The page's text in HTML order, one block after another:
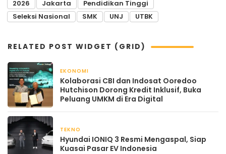
2026 Jakarta
Pendidikan Tinggi
Seleksi Nasional
SMK UNJ UTBK
RELATED POST WIDGET (GRID)
EKONOMI
Kolaborasi CBI dan Indosat Ooredoo
Hutchison Dorong Kredit Inklusif, Buka
Peluang UMKM di Era Digital
TEKNO
Hyundai IONIQ 3 Resmi Mengaspal, Siap
Kuasai Pasar EV Indonesia